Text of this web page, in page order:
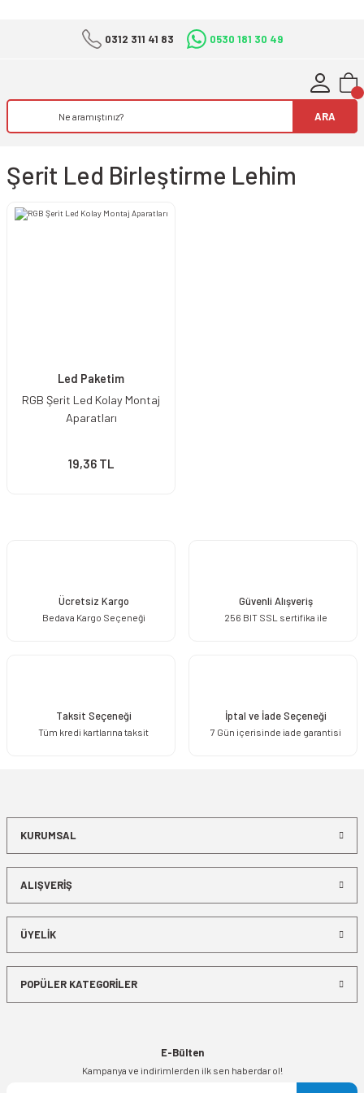
0312 311 41 83 0530 181 30 49
ARA
Şerit Led Birleştirme Lehim
Led Paketim
RGB Şerit Led Kolay Montaj
Aparatları
19,36 TL
Ücretsiz Kargo
Bedava Kargo Seçeneği
Güvenli Alışveriş
256 BIT SSL sertifika ile
Taksit Seçeneği
Tüm kredi kartlarına taksit
İptal ve İade Seçeneği
7 Gün içerisinde iade garantisi
KURUMSAL
ALIŞVERİŞ
ÜYELİK
POPÜLER KATEGORİLER
E-Bülten
Kampanya ve indirimlerden ilk sen haberdar ol!